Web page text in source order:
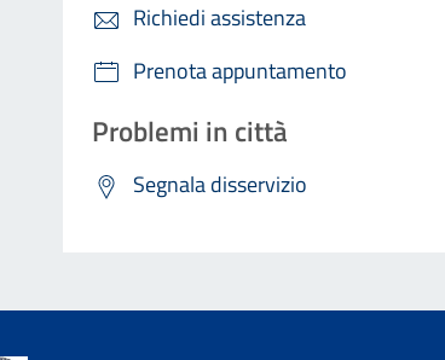
Richiedi assistenza
Prenota appuntamento
Problemi in città
Segnala disservizio